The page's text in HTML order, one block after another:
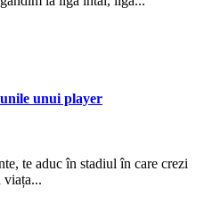
unui player
te aduc în stadiul în care crezi
viața...